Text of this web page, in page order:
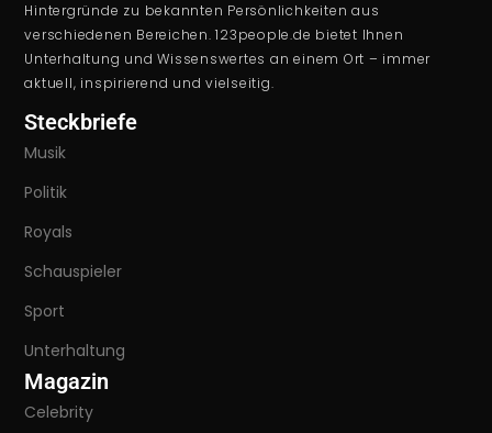
Hintergründe zu bekannten Persönlichkeiten aus
verschiedenen Bereichen. 123people.de bietet Ihnen
Unterhaltung und Wissenswertes an einem Ort – immer
aktuell, inspirierend und vielseitig.
Steckbriefe
Musik
Politik
Royals
Schauspieler
Sport
Unterhaltung
Magazin
Celebrity